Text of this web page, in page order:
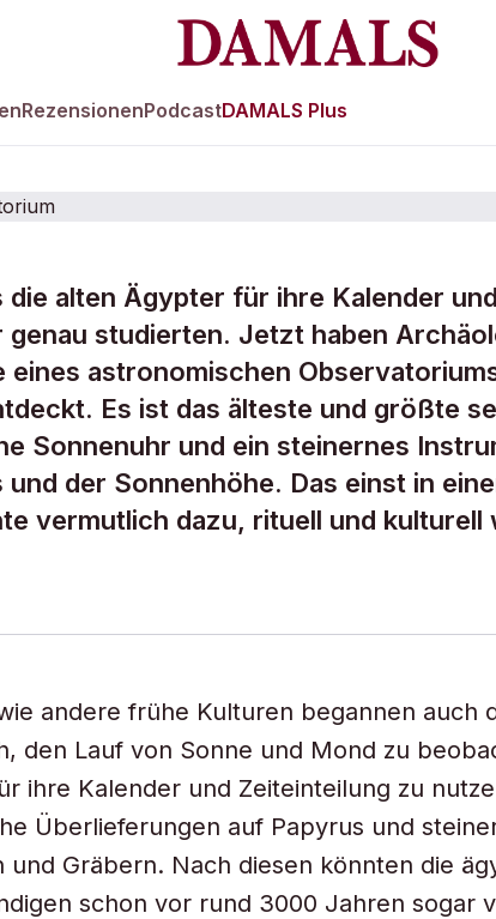
RezensionenPodcastDAMALS Plus
altes
alten Ägypter für ihre Kalender und
studierten. Jetzt haben
astronomischen
Es ist das älteste und größte
Sonnenuhr und ein steinernes
der Sonnenhöhe. Das einst in
vermutlich dazu, rituell und kulturell
andere frühe Kulturen begannen auch
den Lauf von Sonne und Mond zu
ihre Kalender und Zeiteinteilung zu
Überlieferungen auf Papyrus und
und Gräbern. Nach diesen könnten die
schon vor rund 3000 Jahren sogar